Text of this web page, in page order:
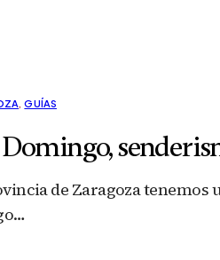
, GUÍAS
de Zaragoza